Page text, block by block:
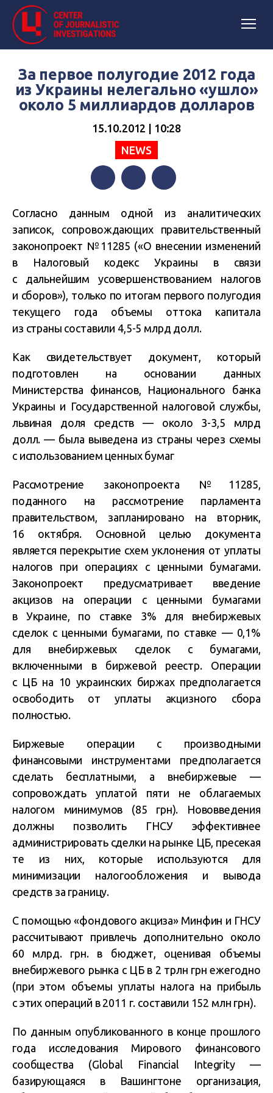
За первое полугодие 2012 года
из Украины нелегально «ушло»
около 5 миллиардов долларов
15.10.2012 | 10:28
NEWS
Согласно данным одной из аналитических
записок, сопровождающих правительственный
законопроект №11285 («О внесении изменений
в Налоговый кодекс Украины в связи
с дальнейшим усовершенствованием налогов
и сборов»), только по итогам первого полугодия
текущего года объемы оттока капитала
из страны составили 4,5-5 млрд долл.
Как свидетельствует документ, который
подготовлен на основании данных
Министерства финансов, Национального банка
Украины и Государственной налоговой службы,
львиная доля средств — около 3-3,5 млрд
долл. — была выведена из страны через схемы
с использованием ценных бумаг
Рассмотрение законопроекта №11285,
поданного на рассмотрение парламента
правительством, запланировано на вторник,
16 октября. Основной целью документа
является перекрытие схем уклонения от уплаты
налогов при операциях с ценными бумагами.
Законопроект предусматривает введение
акцизов на операции с ценными бумагами
в Украине, по ставке 3% для внебиржевых
сделок с ценными бумагами, по ставке — 0,1%
для внебиржевых сделок с бумагами,
включенными в биржевой реестр. Операции
с ЦБ на 10 украинских биржах предполагается
освободить от уплаты акцизного сбора
полностью.
Биржевые операции с производными
финансовыми инструментами предполагается
сделать бесплатными, а внебиржевые —
сопровождать уплатой пяти не облагаемых
налогом минимумов (85 грн). Нововведения
должны позволить ГНСУ эффективнее
администрировать сделки на рынке ЦБ, пресекая
те из них, которые используются для
минимизации налогообложения и вывода
средств за границу.
С помощью «фондового акциза» Минфин и ГНСУ
рассчитывают привлечь дополнительно около
60 млрд. грн. в бюджет, оценивая объемы
внебиржевого рынка с ЦБ в 2 трлн грн ежегодно
(при этом объемы уплаты налога на прибыль
с этих операций в 2011 г. составили 152 млн грн).
По данным опубликованного в конце прошлого
года исследования Мирового финансового
сообщества (Global Financial Integrity —
базирующаяся в Вашингтоне организация,